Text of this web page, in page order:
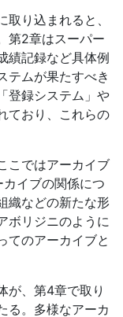
り込まれると、
第2章はスーパー
績記録など具体例
テムが果たすべき
登録システム」や
ており、これらの
こではアーカイブ
イブの関係につ
織などの新たな形
ボリジニのように
てのアーカイブと
が、第4章で取り
る。多様なアーカ